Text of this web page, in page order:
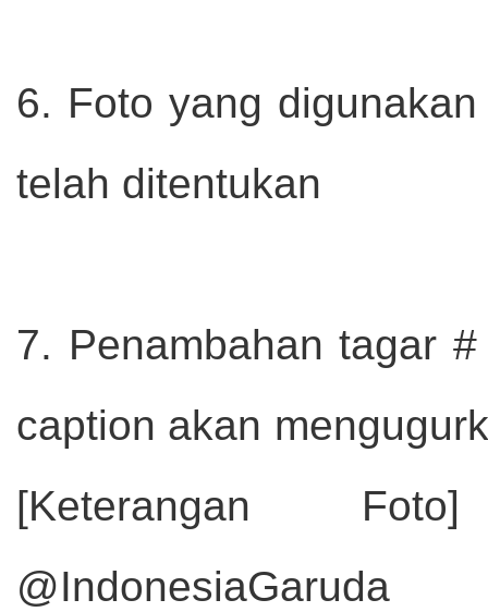
6. Foto yang
telah ditentukan
7. Penambahan tagar
caption akan
[Keterangan